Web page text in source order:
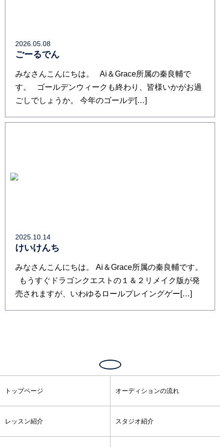
2026.05.08
ごーるでん
みなさんこんにちは。 Ai＆Grace所属の秦良輔で
す。 ゴールデンウィークも終わり、皆様いかがお過
ごしでしょうか。 今年のゴールデ[…]
2025.10.14
けいけんち
みなさんこんにちは。 Ai＆Grace所属の秦良輔です。
もうすぐドラゴンクエストの１＆２リメイク版が発
売されますが、いわゆるロールプレイングゲー[…]
トップページ オーディションの流れ
レッスン紹介 スタジオ紹介